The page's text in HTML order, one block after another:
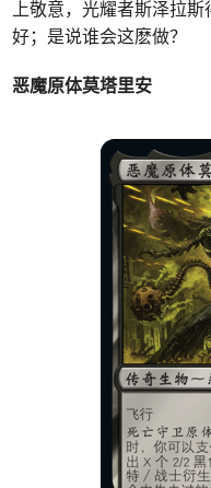
上敬意，光耀者斯泽拉
好；是说谁会这麽做？
恶魔原体莫塔里安